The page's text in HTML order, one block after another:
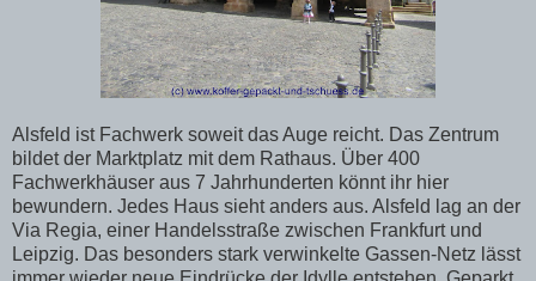
Alsfeld ist Fachwerk soweit das Auge reicht. Das Zentrum
bildet der Marktplatz mit dem Rathaus. Über 400
Fachwerkhäuser aus 7 Jahrhunderten könnt ihr hier
bewundern. Jedes Haus sieht anders aus. Alsfeld lag an der
Via Regia, einer Handelsstraße zwischen Frankfurt und
Leipzig. Das besonders stark verwinkelte Gassen-Netz lässt